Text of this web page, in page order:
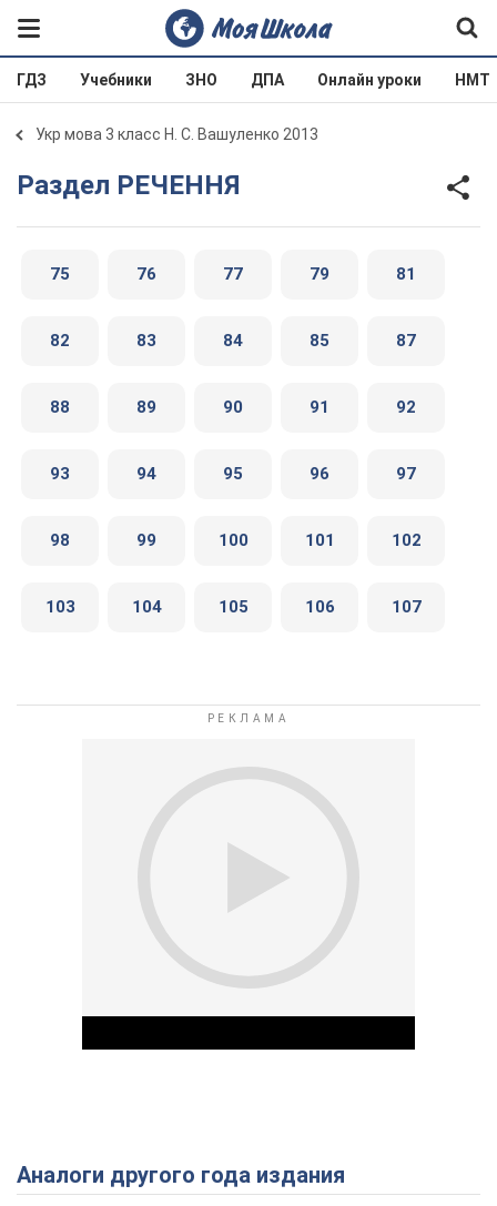
ГДЗ Учебники ЗНО ДПА Онлайн уроки НМТ
Укр мова 3 класс Н. С. Вашуленко 2013
Раздел РЕЧЕННЯ
75 76 77 79 81
82 83 84 85 87
88 89 90 91 92
93 94 95 96 97
98 99 100 101 102
103 104 105 106 107
Play Video
Аналоги другого года издания